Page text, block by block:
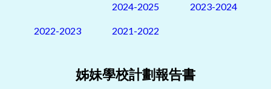
2024-2025 2023-2024
2022-2023 2021-2022
姊妹學校計劃報告書